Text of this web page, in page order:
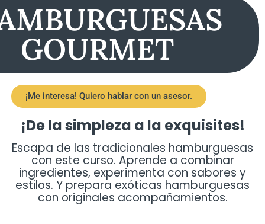
GOURMET
¡Me interesa! Quiero hablar con un asesor.
¡De la simpleza a la exquisites!
Escapa de las tradicionales hamburguesas
con este curso. Aprende a combinar
ingredientes, experimenta con sabores y
estilos. Y prepara exóticas hamburguesas
con originales acompañamientos.